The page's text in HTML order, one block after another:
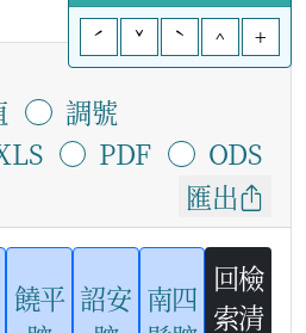
ˊ
ˇ ˋ ^ +
調號
PDF
ODS
匯出
饒平 詔安 南四
回檢
索清